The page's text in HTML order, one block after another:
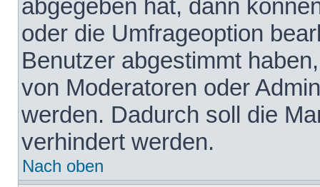
abgegeben hat, dann
oder die Umfrageoption
Benutzer abgestimmt
von Moderatoren oder
werden. Dadurch soll die
verhindert werden.
Nach oben